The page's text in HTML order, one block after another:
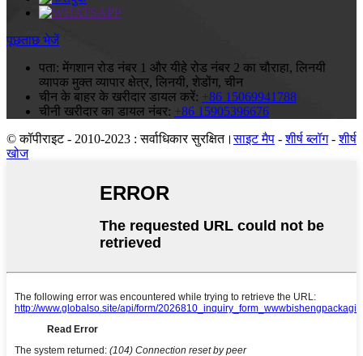
पूछताछ भेजें
पता: मेंगशान रोड नंबर 1 और यीहे रोड नंबर 2 का चौराहा, लिनयी
व्यापक मुक्त व्यापार क्षेत्र, लिनयी, शेडोंग, चीन
चीन के बाहर के खरीदार डायल करें: +86 15069941788
चीनी खरीदार का डायल नंबर: +86 15905396676
© कॉपीराइट - 2010-2023 : सर्वाधिकार सुरक्षित।साइट मैप -शीर्ष ब्लॉग-शीर्ष
खोज